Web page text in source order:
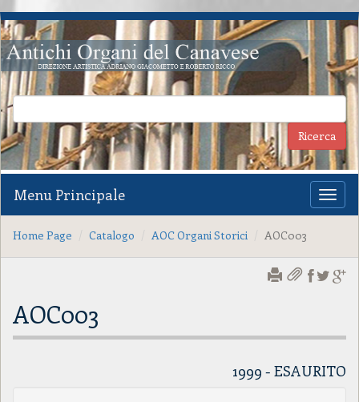
Menu Principale
Home Page Catalogo AOC Organi Storici AOC003
AOC003
1999 - ESAURITO